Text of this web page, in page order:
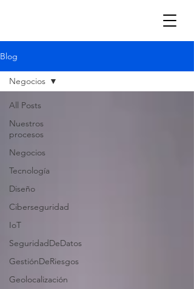
Blog
All Posts
Nuestros
procesos
Negocios
Tecnología
Diseño
Ciberseguridad
IoT
SeguridadDeDatos
GestiónDeRiesgos
Geolocalización
Negocios